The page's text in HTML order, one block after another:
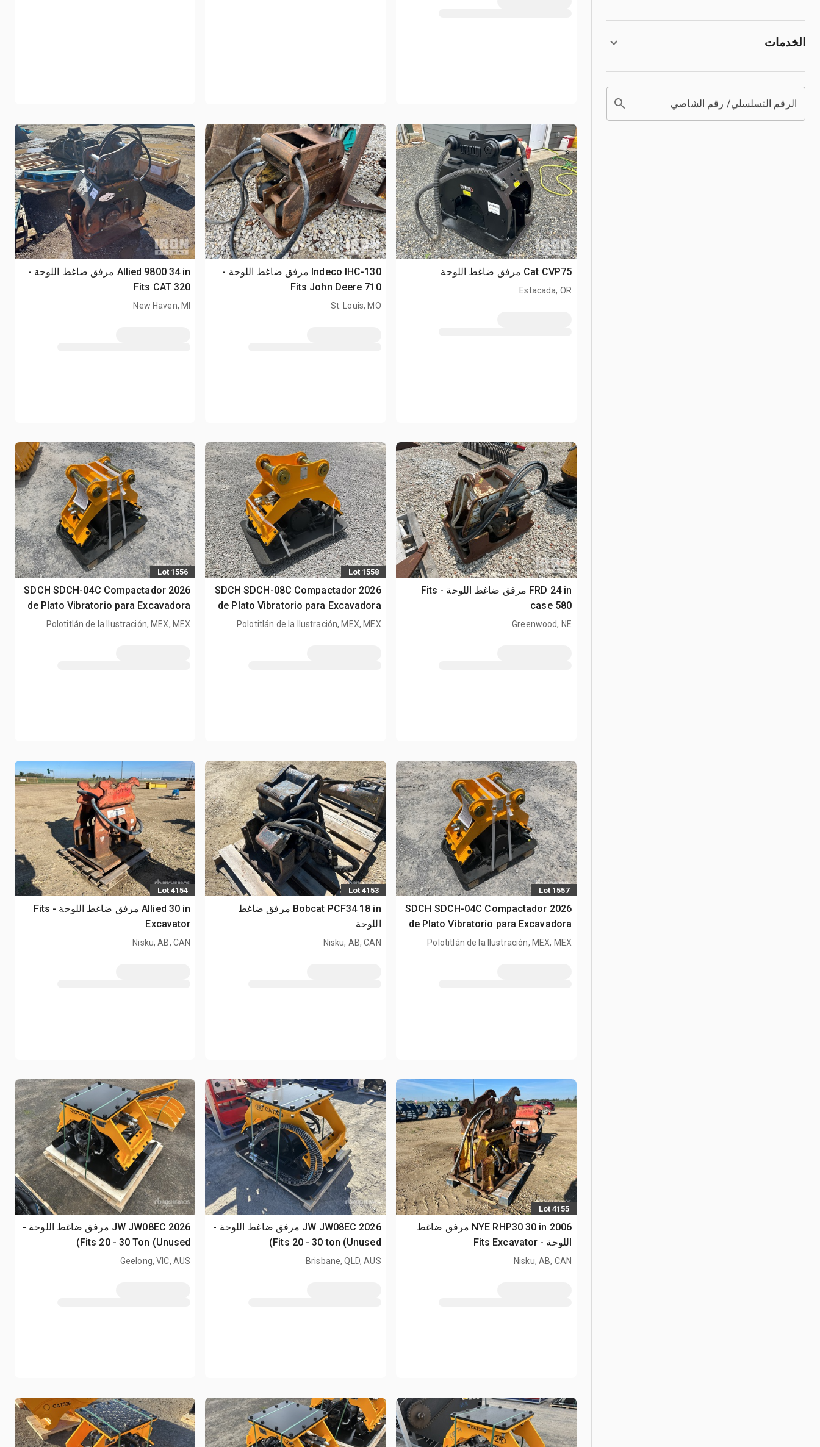
الخدمات
الرقم التسلسلي/ رقم الشاصي
Cat CVP75 مرفق ضاغط اللوحة
Estacada, OR
Indeco IHC-130 مرفق ضاغط اللوحة -
Fits John Deere 710
St. Louis, MO
Allied 9800 34 in مرفق ضاغط اللوحة -
Fits CAT 320
New Haven, MI
FRD 24 in مرفق ضاغط اللوحة - Fits
case 580
Greenwood, NE
Lot 1558
2026 SDCH SDCH-08C Compactador
de Plato Vibratorio para Excavadora
(Sin Usar) / مرفق ضاغط اللوحة - FitsPolotitlán de la Ilustración, MEX, MEX
Lot 1556
2026 SDCH SDCH-04C Compactador
de Plato Vibratorio para Excavadora
(Sin Usar) / مرفق ضاغط اللوحة - Fits 5Polotitlán de la Ilustración, MEX, MEX
Lot 1557
2026 SDCH SDCH-04C Compactador
de Plato Vibratorio para Excavadora
(Sin Usar) / مرفق ضاغط اللوحة - Fits 5Polotitlán de la Ilustración, MEX, MEX
Lot 4153
Bobcat PCF34 18 in مرفق ضاغط
اللوحة
Nisku, AB, CAN
Lot 4154
Allied 30 in مرفق ضاغط اللوحة - Fits
Excavator
Nisku, AB, CAN
Lot 4155
2006 NYE RHP30 30 in مرفق ضاغط
اللوحة - Fits Excavator
Nisku, AB, CAN
2026 JW JW08EC مرفق ضاغط اللوحة -
Fits 20 - 30 ton (Unused)
Brisbane, QLD, AUS
2026 JW JW08EC مرفق ضاغط اللوحة -
Fits 20 - 30 Ton (Unused)
Geelong, VIC, AUS